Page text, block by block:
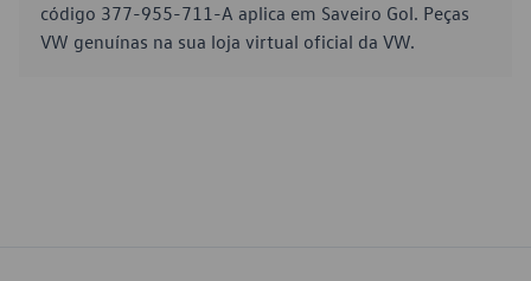
código 377-955-711-A aplica em Saveiro Gol. Peças
VW genuínas na sua loja virtual oficial da VW.